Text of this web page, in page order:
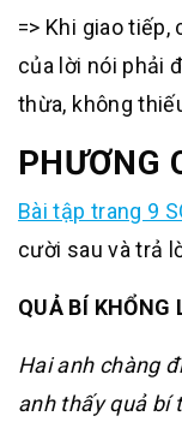
=> Khi giao
của lời nói phải
thừa, không
PHƯƠNG
Bài tập trang 9
cười sau và trả
QUẢ BÍ KHỔNG
Hai anh chàng
anh thấy quả bí